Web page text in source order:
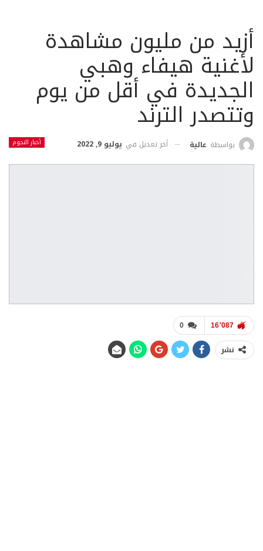
أزيد من مليون مشاهدة
لأغنية هيفاء وهبي
الجديدة في أقل من يوم
وتتصدر الترند
أخبار النجوم بواسطة عالية أخر تعديل في يوليو 9, 2022
0 16٬087
نشر